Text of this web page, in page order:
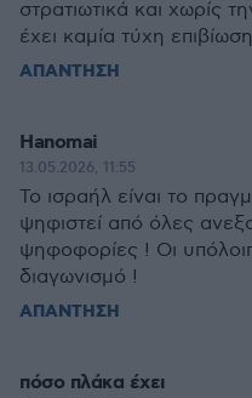
στρατιωτικά και χωρίς
έχει καμία τύχη
ΑΠΑΝΤΗΣΗ
Hanomai
13.05.2026, 11:55
Το ισραήλ είναι το
ψηφιστεί από όλες
ψηφοφορίες ! Οι
διαγωνισμό !
ΑΠΑΝΤΗΣΗ
πόσο πλάκα έχει